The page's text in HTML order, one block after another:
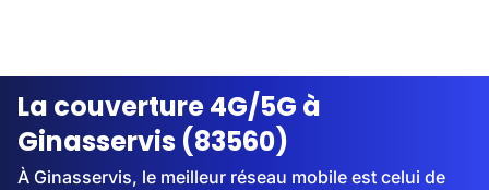
Streaming
La couverture 4G/5G à
Ginasservis (83560)
À Ginasservis, le meilleur réseau mobile est celui de